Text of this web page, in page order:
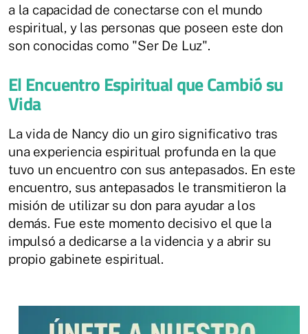
a la capacidad de conectarse con el mundo
espiritual, y las personas que poseen este don
son conocidas como "Ser De Luz".
El Encuentro Espiritual que Cambió su
Vida
La vida de Nancy dio un giro significativo tras
una experiencia espiritual profunda en la que
tuvo un encuentro con sus antepasados. En este
encuentro, sus antepasados le transmitieron la
misión de utilizar su don para ayudar a los
demás. Fue este momento decisivo el que la
impulsó a dedicarse a la videncia y a abrir su
propio gabinete espiritual.